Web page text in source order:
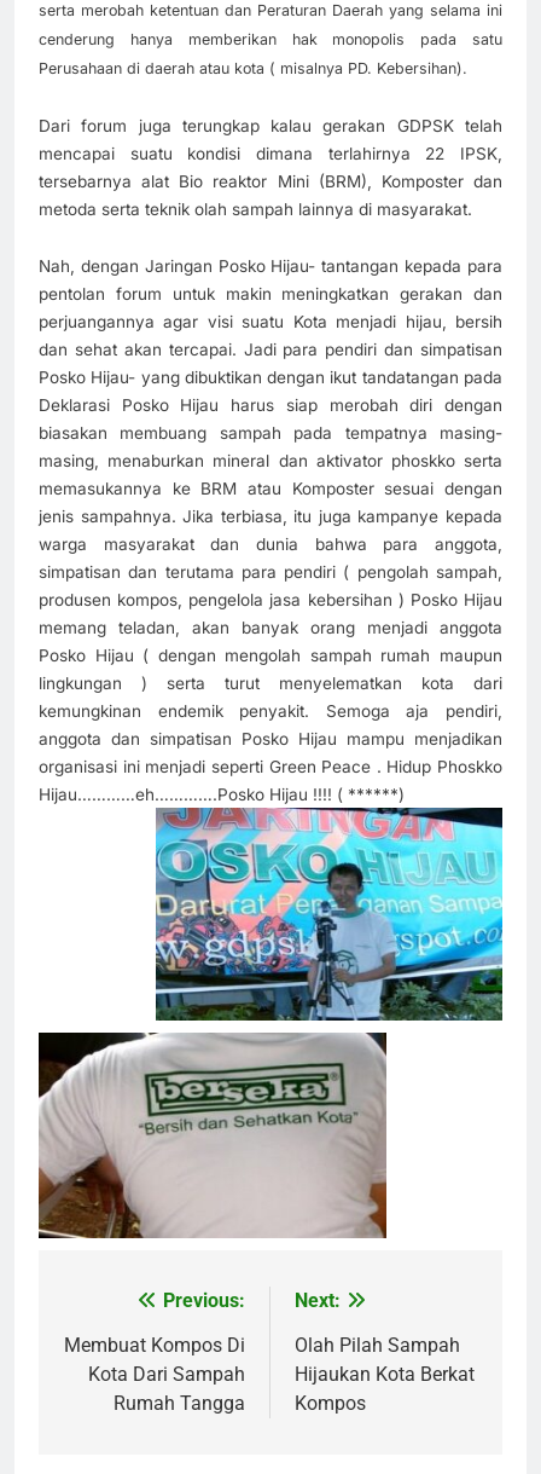
serta merobah ketentuan dan Peraturan Daerah yang selama ini
cenderung hanya memberikan hak monopolis pada satu
Perusahaan di daerah atau kota ( misalnya PD. Kebersihan).
Dari forum juga terungkap kalau gerakan GDPSK telah
mencapai suatu kondisi dimana terlahirnya 22 IPSK,
tersebarnya alat Bio reaktor Mini (BRM), Komposter dan
metoda serta teknik olah sampah lainnya di masyarakat.
Nah, dengan Jaringan Posko Hijau- tantangan kepada para
pentolan forum untuk makin meningkatkan gerakan dan
perjuangannya agar visi suatu Kota menjadi hijau, bersih
dan sehat akan tercapai. Jadi para pendiri dan simpatisan
Posko Hijau- yang dibuktikan dengan ikut tandatangan pada
Deklarasi Posko Hijau harus siap merobah diri dengan
biasakan membuang sampah pada tempatnya masing-
masing, menaburkan mineral dan aktivator phoskko serta
memasukannya ke BRM atau Komposter sesuai dengan
jenis sampahnya. Jika terbiasa, itu juga kampanye kepada
warga masyarakat dan dunia bahwa para anggota,
simpatisan dan terutama para pendiri ( pengolah sampah,
produsen kompos, pengelola jasa kebersihan ) Posko Hijau
memang teladan, akan banyak orang menjadi anggota
Posko Hijau ( dengan mengolah sampah rumah maupun
lingkungan ) serta turut menyelematkan kota dari
kemungkinan endemik penyakit. Semoga aja pendiri,
anggota dan simpatisan Posko Hijau mampu menjadikan
organisasi ini menjadi seperti Green Peace . Hidup Phoskko
Hijau…………eh………….Posko Hijau !!!! ( ******)
Navigasi
pos
Previous:
Membuat Kompos Di
Kota Dari Sampah
Rumah Tangga
Next:
Olah Pilah Sampah
Hijaukan Kota Berkat
Kompos